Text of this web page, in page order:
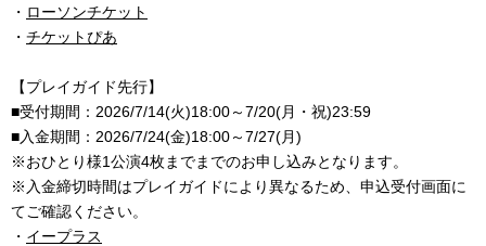
・ ローソンチケット
・ チケットぴあ
【プレイガイド先行】
■受付期間：2026/7/14(火)18:00～7/20(月・祝)23:59
■入金期間：2026/7/24(金)18:00～7/27(月)
※おひとり様1公演4枚までまでのお申し込みとなります。
※入金締切時間はプレイガイドにより異なるため、申込受付画面に
てご確認ください。
・ イープラス